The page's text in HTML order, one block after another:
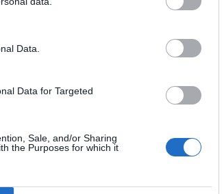
Data.
Data for Targeted
Sale, and/or Sharing
the Purposes for which it
ακόμη και
το
από